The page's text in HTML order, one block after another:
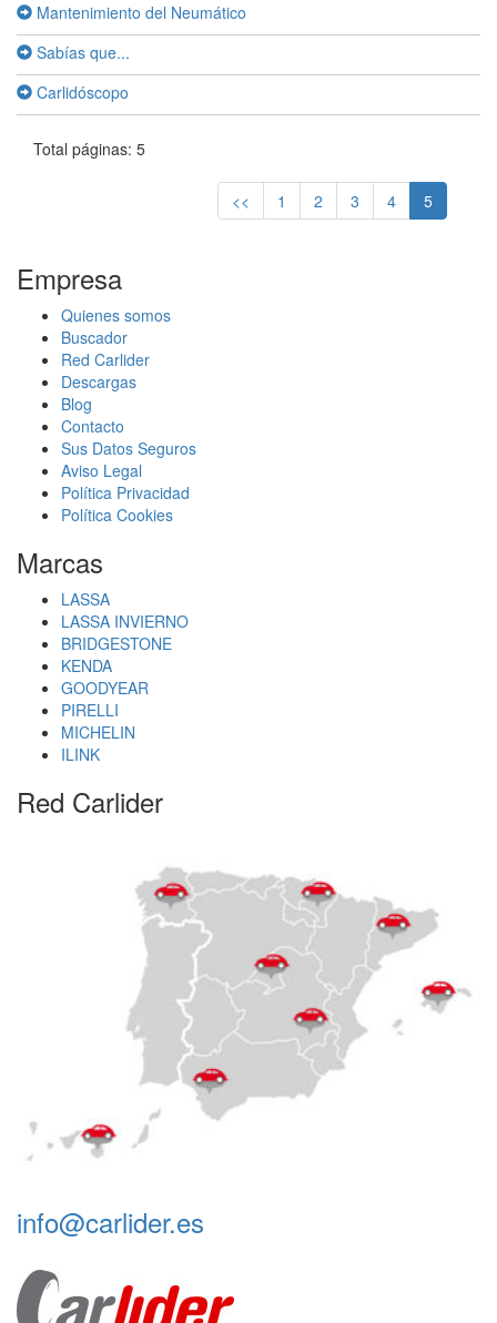
Mantenimiento del Neumático
Sabías que...
Carlidóscopo
Total páginas: 5
<< 1 2 3 4 5
Empresa
Quienes somos
Buscador
Red Carlider
Descargas
Blog
Contacto
Sus Datos Seguros
Aviso Legal
Política Privacidad
Política Cookies
Marcas
LASSA
LASSA INVIERNO
BRIDGESTONE
KENDA
GOODYEAR
PIRELLI
MICHELIN
ILINK
Red Carlider
info@carlider.es